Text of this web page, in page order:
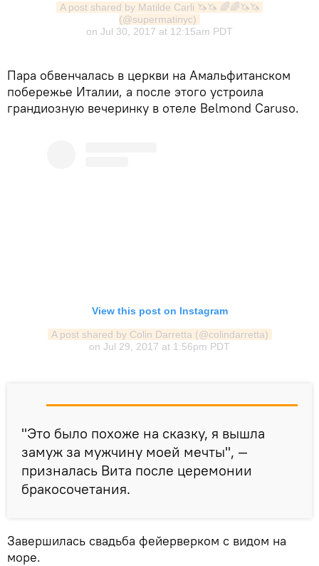
A post shared by Matilde Carli 🦄🦄 🌈🌈🦄🦄
(@supermatinyc)
on Jul 30, 2017 at 12:15am PDT
Пара обвенчалась в церкви на Амальфитанском
побережье Италии, а после этого устроила
грандиозную вечеринку в отеле Belmond Caruso.
View this post on Instagram
A post shared by Colin Darretta (@colindarretta)
on Jul 29, 2017 at 1:56pm PDT
"Это было похоже на сказку, я вышла
замуж за мужчину моей мечты", —
призналась Вита после церемонии
бракосочетания.
Завершилась свадьба фейерверком с видом на
море.